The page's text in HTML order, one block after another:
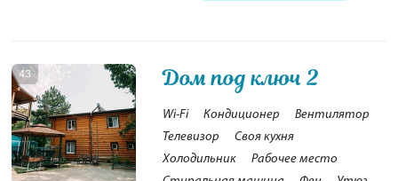
43 Дом под ключ 2
Wi-Fi Кондиционер
Вентилятор
Телевизор
Своя кухня
Холодильник
Рабочее место